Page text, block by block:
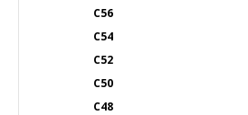
C56
C54
C52
C50
C48